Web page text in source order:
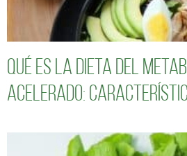
Qué es la dieta del
acelerado: